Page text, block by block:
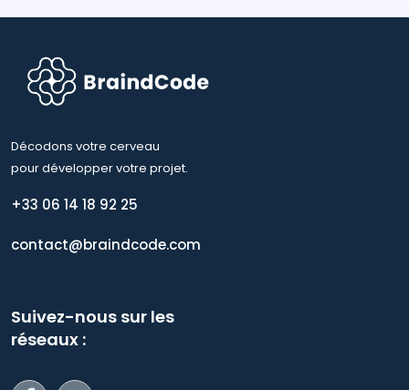
Décodons votre cerveau
pour développer votre projet.
+33 06 14 18 92 25
contact@braindcode.com
Suivez-nous sur les
réseaux :